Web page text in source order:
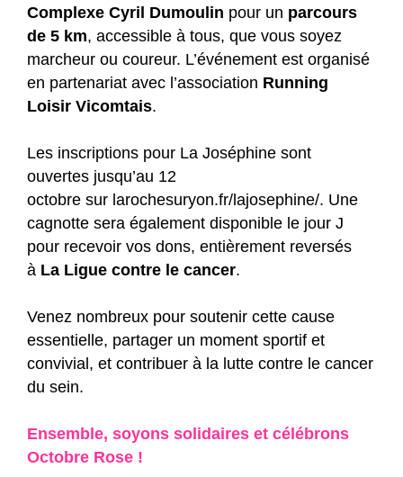
Complexe Cyril Dumoulin pour un parcours
de 5 km, accessible à tous, que vous soyez
marcheur ou coureur. L’événement est organisé
en partenariat avec l’association Running
Loisir Vicomtais.
Les inscriptions pour La Joséphine sont
ouvertes jusqu’au 12
octobre sur larochesuryon.fr/lajosephine/. Une
cagnotte sera également disponible le jour J
pour recevoir vos dons, entièrement reversés
à La Ligue contre le cancer.
Venez nombreux pour soutenir cette cause
essentielle, partager un moment sportif et
convivial, et contribuer à la lutte contre le cancer
du sein.
Ensemble, soyons solidaires et célébrons
Octobre Rose !